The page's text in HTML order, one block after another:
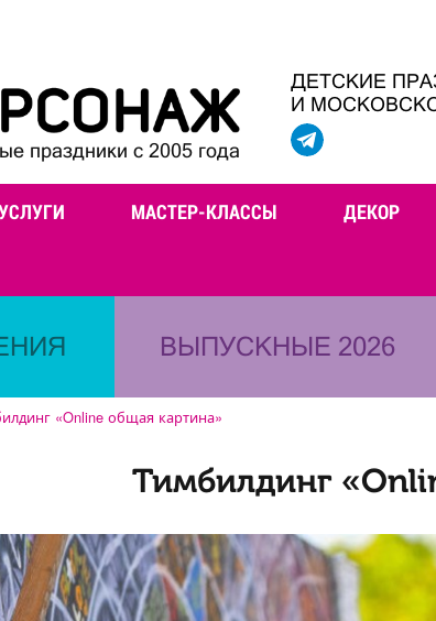
праздники с 2005 года
ДЕТСКИЕ
И
МАСТЕР-КЛАССЫ ДЕКОР
ВЫПУСКНЫЕ 2026
«Online общая картина»
Тимбилдинг